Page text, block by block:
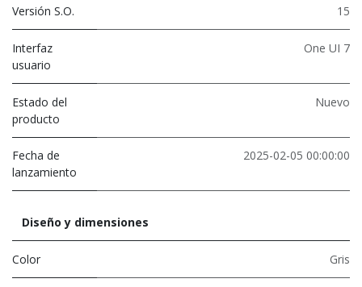
Versión S.O. 15
Interfaz
usuario
One UI 7
Estado del
producto
Nuevo
Fecha de
lanzamiento
2025-02-05 00:00:00
Diseño y dimensiones
Color Gris